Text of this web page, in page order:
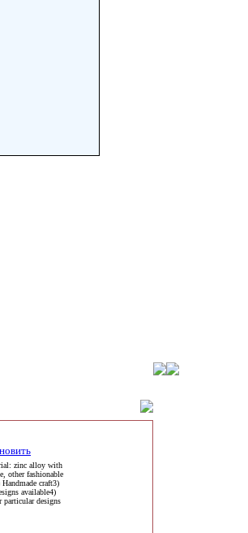
zinc alloy with
other fashionable
craft3)
available4)
particular designs